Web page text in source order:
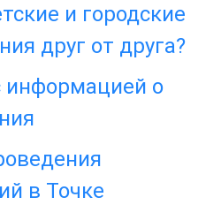
и городские
друг от друга?
информацией о
в Точке